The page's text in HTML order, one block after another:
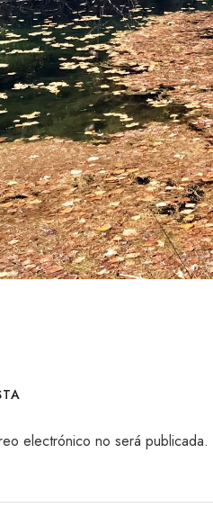
electrónico no será publicada.